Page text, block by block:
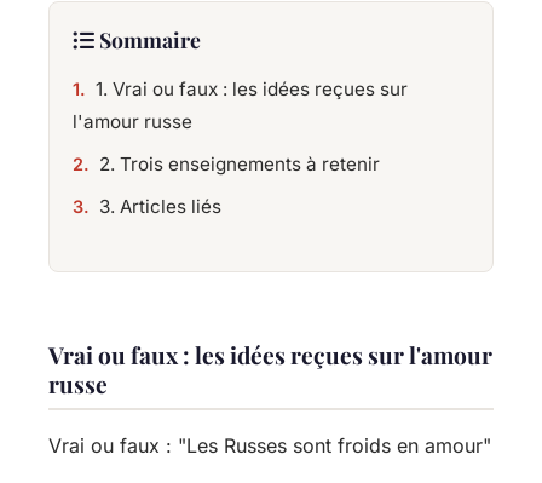
Sommaire
1. Vrai ou faux : les idées reçues sur
l'amour russe
2. Trois enseignements à retenir
3. Articles liés
Vrai ou faux : les idées reçues sur l'amour
russe
Vrai ou faux : "Les Russes sont froids en amour"